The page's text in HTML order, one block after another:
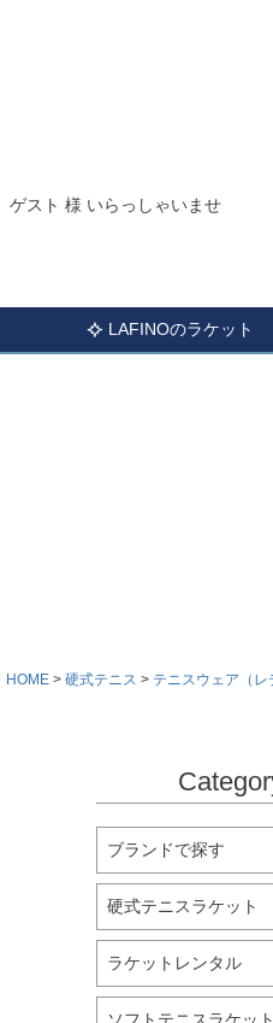
ゲスト 様 いらっしゃいませ
LAFINOのラケット
HOME 硬式テニス テニスウェア（レ
ブランドで探す
硬式テニスラケット
ラケットレンタル
ソフトテニスラケット